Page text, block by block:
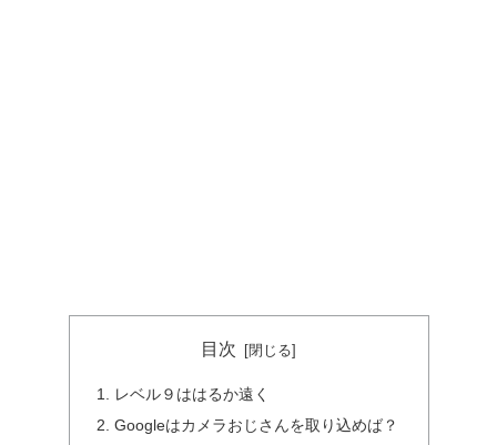
目次
レベル９ははるか遠く
Googleはカメラおじさんを取り込めば？